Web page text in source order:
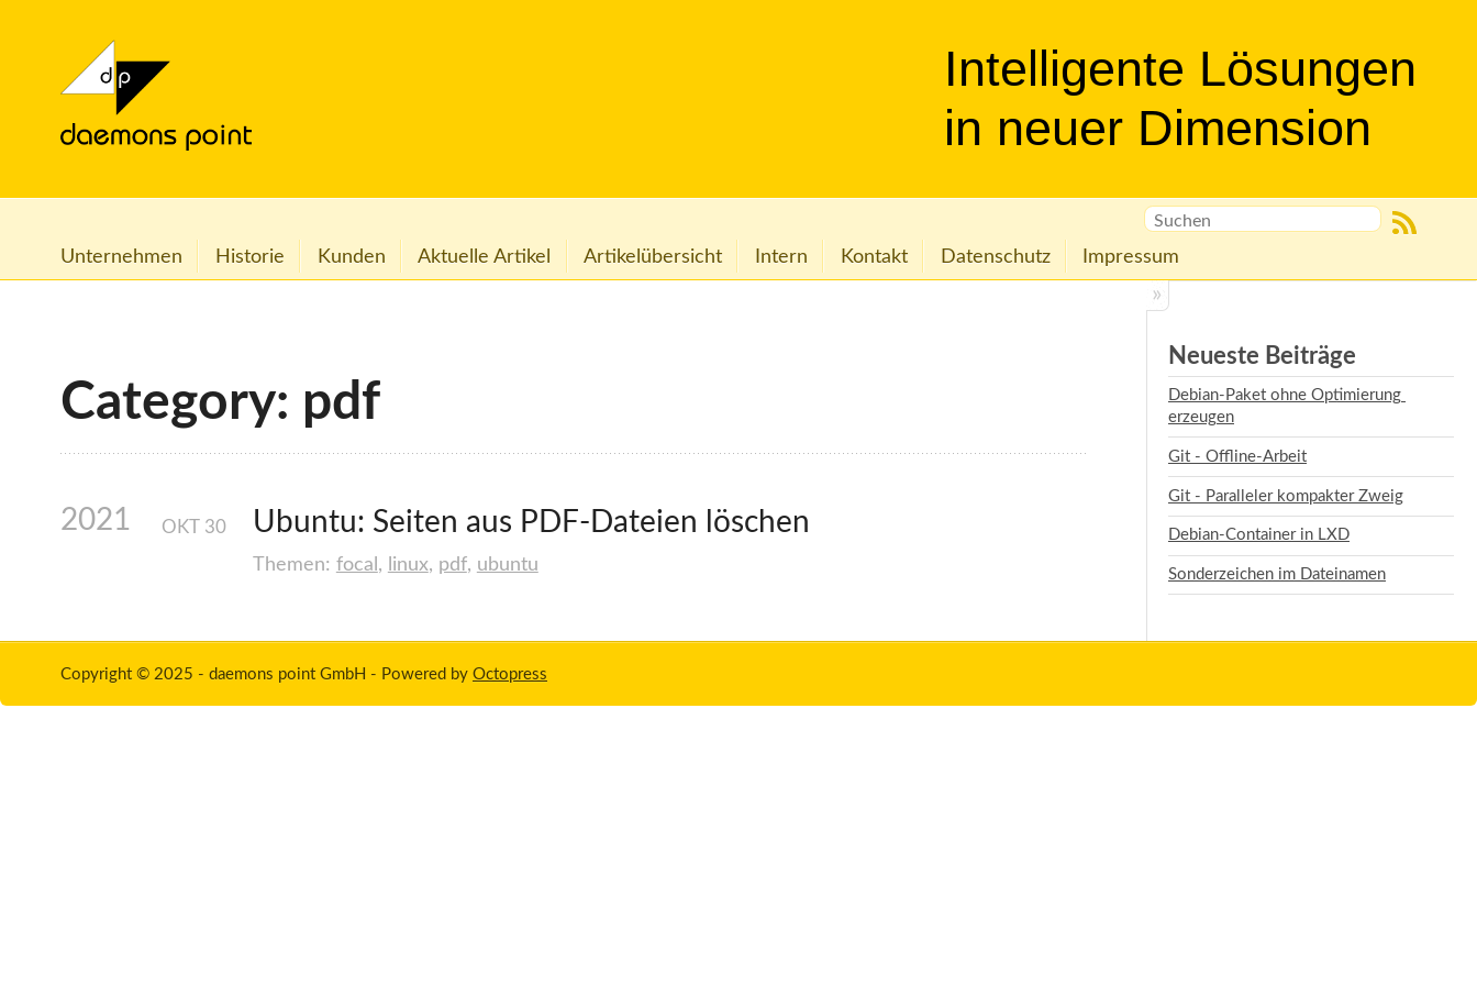
Intelligente Lösungen
in neuer Dimension
Unternehmen Historie Kunden Aktuelle Artikel Artikelübersicht Intern Kontakt Datenschutz Impressum
Category: pdf
2021 Ubuntu: Seiten aus PDF-Dateien löschen
OKT 30
Themen: focal , linux, pdf, ubuntu
Neueste Beiträge
Debian-Paket ohne Optimierung
erzeugen
Git - Offline-Arbeit
Git - Paralleler kompakter Zweig
Debian-Container in LXD
Sonderzeichen im Dateinamen
Copyright © 2025 - daemons point GmbH - Powered by Octopress